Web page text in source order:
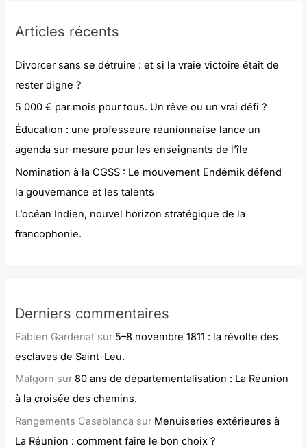
Articles récents
Divorcer sans se détruire : et si la vraie victoire était de
rester digne ?
5 000 € par mois pour tous. Un rêve ou un vrai défi ?
Éducation : une professeure réunionnaise lance un
agenda sur-mesure pour les enseignants de l’île
Nomination à la CGSS : Le mouvement Endémik défend
la gouvernance et les talents
L’océan Indien, nouvel horizon stratégique de la
francophonie.
Derniers commentaires
Fabien Gardenat sur 5–8 novembre 1811 : la révolte des
esclaves de Saint-Leu.
Malgorn sur 80 ans de départementalisation : La Réunion
à la croisée des chemins.
Rangements Casablanca sur Menuiseries extérieures à
La Réunion : comment faire le bon choix ?